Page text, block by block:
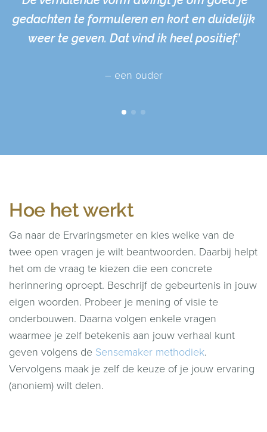
gedachten te formuleren en kort en duidelijk
weer te geven. Dat vind ik heel positief.’
– een ouder
Hoe het werkt
Ga naar de Ervaringsmeter en kies welke van de
twee open vragen je wilt beantwoorden. Daarbij helpt
het om de vraag te kiezen die een concrete
herinnering oproept. Beschrijf de gebeurtenis in jouw
eigen woorden. Probeer je mening of visie te
onderbouwen. Daarna volgen enkele vragen
waarmee je zelf betekenis aan jouw verhaal kunt
geven volgens de Sensemaker methodiek.
Vervolgens maak je zelf de keuze of je jouw ervaring
(anoniem) wilt delen.